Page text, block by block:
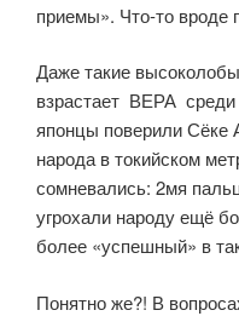
приемы». Что-то вроде
Даже такие
взрастает ВЕРА
японцы поверили Сёке
народа в токийском
сомневались: 2мя
угрохали народу ещё
более «успешный» в
Понятно же?! В